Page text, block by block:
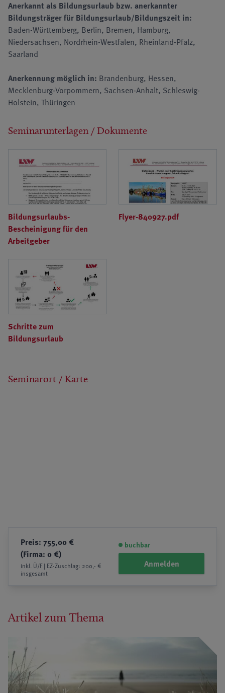
Anerkannt als Bildungsurlaub bzw. anerkannter
Bildungsträger für Bildungsurlaub/Bildungszeit in:
Baden-Württemberg, Berlin, Bremen, Hamburg,
Niedersachsen, Nordrhein-Westfalen, Rheinland-Pfalz,
Saarland
Anerkennung möglich in: Brandenburg, Hessen,
Mecklenburg-Vorpommern, Sachsen-Anhalt, Schleswig-
Holstein, Thüringen
Seminarunterlagen / Dokumente
Bildungsurlaubs-
Bescheinigung für den
Arbeitgeber
Flyer-840927.pdf
Schritte zum
Bildungsurlaub
Seminarort / Karte
Preis: 755,00 €
(Firma: 0 €)
inkl. Ü/F | EZ-Zuschlag: 200,- €
insgesamt
buchbar
Anmelden
Artikel zum Thema